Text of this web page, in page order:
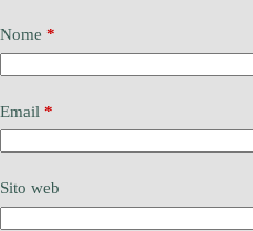
Nome *
Email *
Sito web